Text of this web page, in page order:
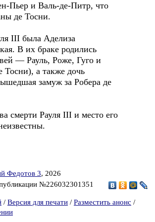
Пьер и Валь-де-Питр, что
де Тосни.
III была Аделиза
В их браке родились
— Рауль, Роже, Гуго и
Тосни), а также дочь
замуж за Робера де
смерти Рауля III и место его
Федотов 3, 2026
№226032301351
/ Версия для печати / Разместить анонс /